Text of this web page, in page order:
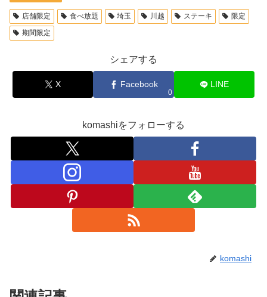
店舗限定 食べ放題 埼玉 川越 ステーキ
限定
期間限定
シェアする
X Facebook
0
LINE
komashiをフォローする
komashi